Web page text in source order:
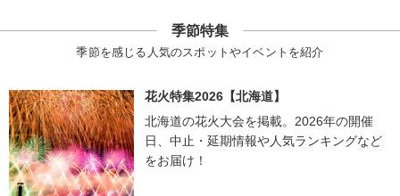
季節特集
季節を感じる人気のスポットやイベントを紹介
花火特集2026【北海道】
北海道の花火大会を掲載。2026年の開催
日、中止・延期情報や人気ランキングなど
をお届け！